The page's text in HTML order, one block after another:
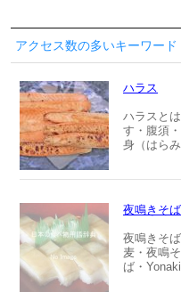
アクセス数の多いキーワード
ハラス
ハラスと
す・腹須
身（はらみ
夜鳴きそば
夜鳴きそ
麦・夜鳴
ば・